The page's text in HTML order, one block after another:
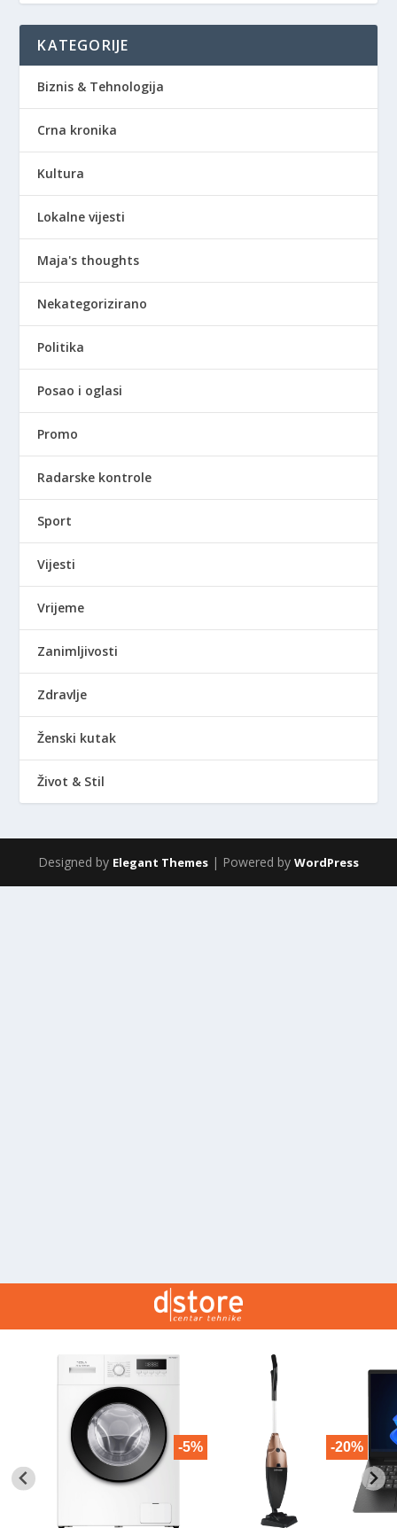
KATEGORIJE
Biznis & Tehnologija
Crna kronika
Kultura
Lokalne vijesti
Maja's thoughts
Nekategorizirano
Politika
Posao i oglasi
Promo
Radarske kontrole
Sport
Vijesti
Vrijeme
Zanimljivosti
Zdravlje
Ženski kutak
Život & Stil
Designed by Elegant Themes | Powered by WordPress